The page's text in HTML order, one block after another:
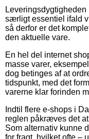
særligt essentiel ifald
så derfor er det
den aktuelle vare.
En hel del internet
masse varer,
dog betinges af at
tidspunkt, med det
varerne klar forinden
Indtil flere e-shops i
reglen påkræves det
Som alternativ kunne
for fragt, hvilket ofte –